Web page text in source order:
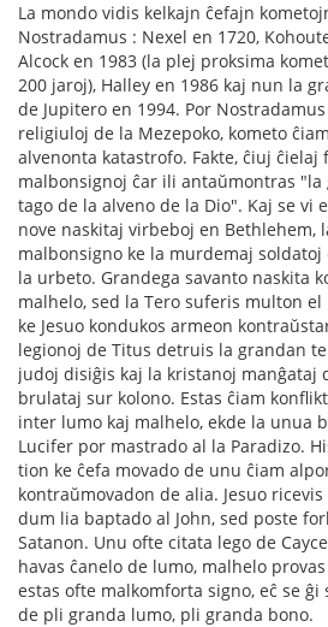
La mondo vidis kelkajn ĉefajn
Nostradamus : Nexel en 1720,
Alcock en 1983 (la plej proksima
200 jaroj), Halley en 1986 kaj nun la
de Jupitero en 1994. Por
religiuloj de la Mezepoko, kometo
alvenonta katastrofo. Fakte, ĉiuj ĉielaj
malbonsignoj ĉar ili antaŭmontras "la
tago de la alveno de la Dio". Kaj se vi
nove naskitaj virbeboj en Bethlehem,
malbonsigno ke la murdemaj
la urbeto. Grandega savanto naskita
malhelo, sed la Tero suferis multon el
ke Jesuo kondukos armeon
legionoj de Titus detruis la grandan
judoj disiĝis kaj la kristanoj manĝataj
brulataj sur kolono. Estas ĉiam
inter lumo kaj malhelo, ekde la unua
Lucifer por mastrado al la Paradizo.
tion ke ĉefa movado de unu ĉiam
kontraŭmovadon de alia. Jesuo
dum lia baptado al John, sed poste
Satanon. Unu ofte citata lego de
havas ĉanelo de lumo, malhelo
estas ofte malkomforta signo, eĉ se ĝi
de pli granda lumo, pli granda bono.